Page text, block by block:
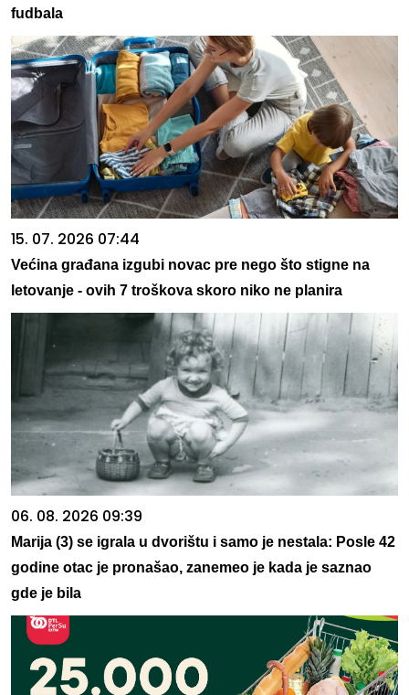
fudbala
15. 07. 2026 07:44
Većina građana izgubi novac pre nego što stigne na
letovanje - ovih 7 troškova skoro niko ne planira
06. 08. 2026 09:39
Marija (3) se igrala u dvorištu i samo je nestala: Posle 42
godine otac je pronašao, zanemeo je kada je saznao
gde je bila